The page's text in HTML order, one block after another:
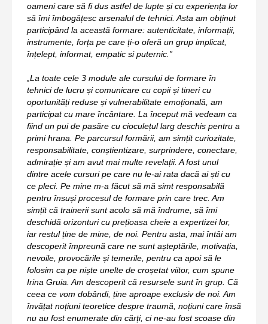
oameni care să fi dus astfel de lupte și cu experiența lor
să îmi îmbogățesc arsenalul de tehnici. Asta am obținut
participând la această formare: autenticitate, informații,
instrumente, forța pe care ți-o oferă un grup implicat,
înțelept, informat, empatic si puternic.”
„La toate cele 3 module ale cursului de formare în
tehnici de lucru și comunicare cu copii și tineri cu
oportunități reduse și vulnerabilitate emoțională, am
participat cu mare încântare. La început mă vedeam ca
fiind un pui de pasăre cu cioculețul larg deschis pentru a
primi hrana. Pe parcursul formării, am simțit curiozitate,
responsabilitate, conștientizare, surprindere, conectare,
admirație și am avut mai multe revelații. A fost unul
dintre acele cursuri pe care nu le-ai rata dacă ai ști cu
ce pleci. Pe mine m-a făcut să mă simt responsabilă
pentru însuși procesul de formare prin care trec. Am
simțit că trainerii sunt acolo să mă îndrume, să îmi
deschidă orizonturi cu prețioasa cheie a expertizei lor,
iar restul ține de mine, de noi. Pentru asta, mai întâi am
descoperit împreună care ne sunt așteptările, motivația,
nevoile, provocările și temerile, pentru ca apoi să le
folosim ca pe niște unelte de croșetat viitor, cum spune
Irina Gruia. Am descoperit că resursele sunt în grup. Că
ceea ce vom dobândi, ține aproape exclusiv de noi. Am
învățat noțiuni teoretice despre traumă, noțiuni care însă
nu au fost enumerate din cărți, ci ne-au fost scoase din